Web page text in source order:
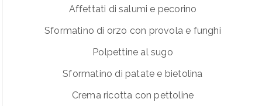
Affettati di salumi e pecorino
Sformatino di orzo con provola e funghi
Polpettine al sugo
Sformatino di patate e bietolina
Crema ricotta con pettoline